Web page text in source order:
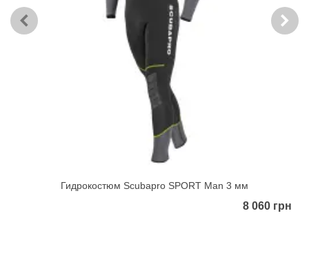
Гидрокостюм Scubapro SPORT Man 3 мм
8 060 грн